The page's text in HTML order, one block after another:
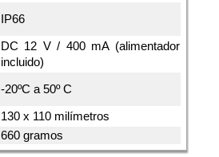
IP66
DC 12 V / 400 mA (alimentador
incluido)
-20ºC a 50º C
130 x 110 milímetros
660 gramos